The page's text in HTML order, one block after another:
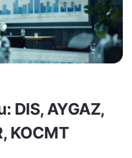
DIS, AYGAZ,
KOCMT